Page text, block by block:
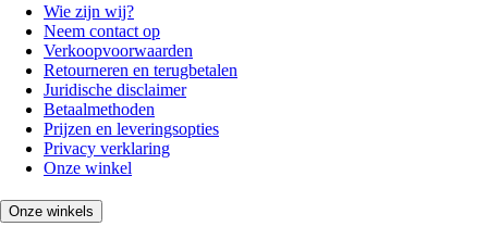
Wie zijn wij?
Neem contact op
Verkoopvoorwaarden
Retourneren en terugbetalen
Juridische disclaimer
Betaalmethoden
Prijzen en leveringsopties
Privacy verklaring
Onze winkel
Onze winkels